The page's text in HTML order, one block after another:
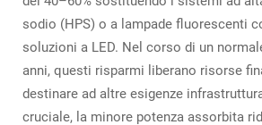
sodio (HPS) o a lampade fluorescenti
soluzioni a LED. Nel corso di un
anni, questi risparmi liberano risorse
destinare ad altre esigenze
cruciale, la minore potenza assorbita